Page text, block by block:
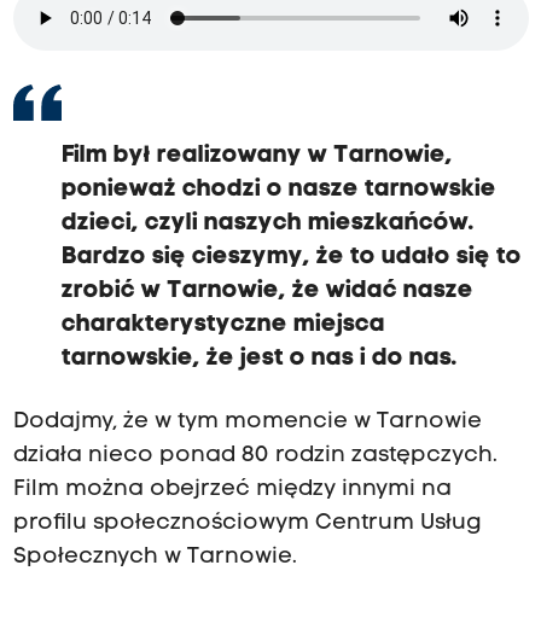
Film był realizowany w Tarnowie,
ponieważ chodzi o nasze tarnowskie
dzieci, czyli naszych mieszkańców.
Bardzo się cieszymy, że to udało się to
zrobić w Tarnowie, że widać nasze
charakterystyczne miejsca
tarnowskie, że jest o nas i do nas.
Dodajmy, że w tym momencie w Tarnowie
działa nieco ponad 80 rodzin zastępczych.
Film można obejrzeć między innymi na
profilu społecznościowym Centrum Usług
Społecznych w Tarnowie.